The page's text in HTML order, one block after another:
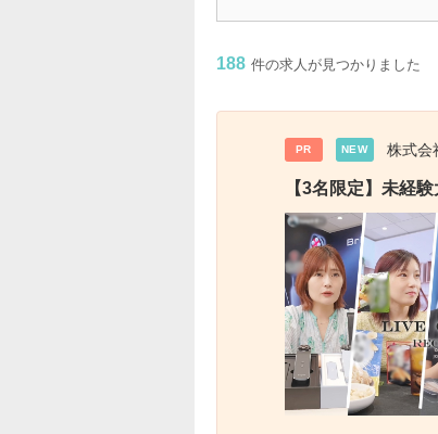
188 件の求人が見つかりました
PR NEW 株式会
【3名限定】未経